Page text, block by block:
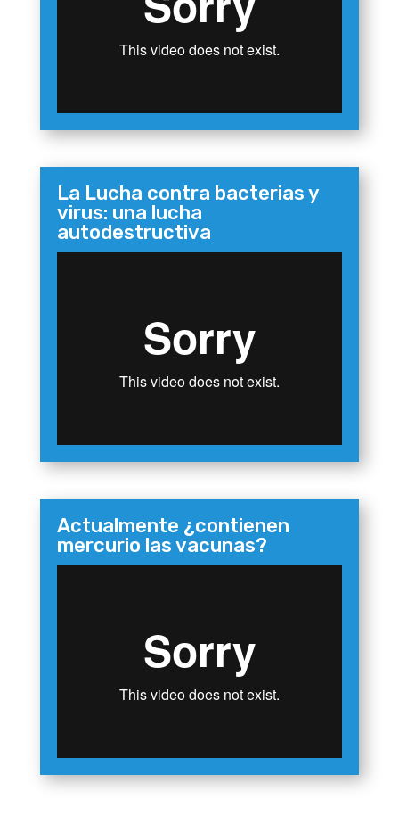
La Lucha contra bacterias y
virus: una lucha
autodestructiva
Actualmente ¿contienen
mercurio las vacunas?